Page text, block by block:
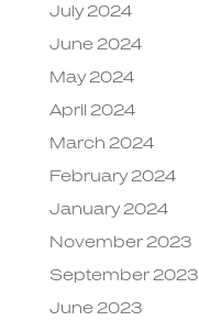
July 2024
June 2024
May 2024
April 2024
March 2024
February 2024
January 2024
November 2023
September 2023
June 2023